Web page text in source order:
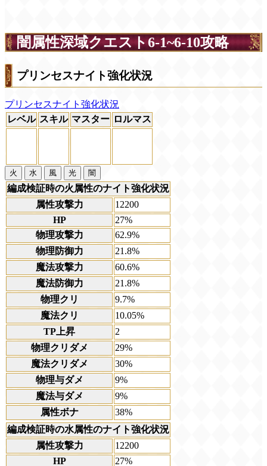
闇属性深域クエスト6-1~6-10攻略
プリンセスナイト強化状況
プリンセスナイト強化状況
レベル スキル マスター ロルマス
火 水 風 光 闇
編成検証時の火属性のナイト強化状況
属性攻撃力
12200
HP
27%
物理攻撃力
62.9%
物理防御力
21.8%
魔法攻撃力
60.6%
魔法防御力
21.8%
物理クリ
9.7%
魔法クリ
10.05%
TP上昇
2
物理クリダメ
29%
魔法クリダメ
30%
物理与ダメ
9%
魔法与ダメ
9%
属性ボナ
38%
編成検証時の水属性のナイト強化状況
属性攻撃力
12200
HP
27%